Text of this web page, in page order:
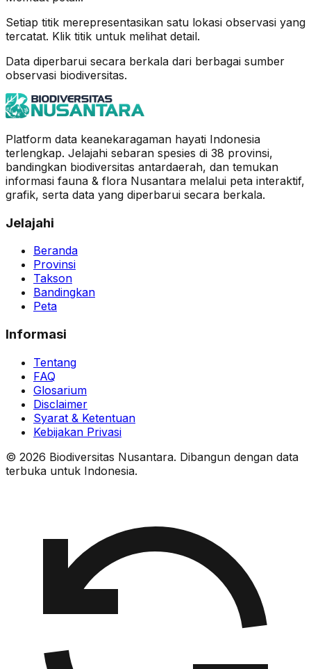
Setiap titik merepresentasikan satu lokasi observasi yang
tercatat. Klik titik untuk melihat detail.
Data diperbarui secara berkala dari berbagai sumber
observasi biodiversitas.
Platform data keanekaragaman hayati Indonesia
terlengkap. Jelajahi sebaran spesies di 38 provinsi,
bandingkan biodiversitas antardaerah, dan temukan
informasi fauna & flora Nusantara melalui peta interaktif,
grafik, serta data yang diperbarui secara berkala.
Jelajahi
Beranda
Provinsi
Takson
Bandingkan
Peta
Informasi
Tentang
FAQ
Glosarium
Disclaimer
Syarat & Ketentuan
Kebijakan Privasi
© 2026 Biodiversitas Nusantara. Dibangun dengan data
terbuka untuk Indonesia.